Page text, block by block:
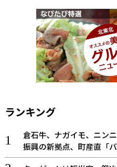
ランキング
倉石牛、ナガイモ、ニ
振興の新拠点、町産直「